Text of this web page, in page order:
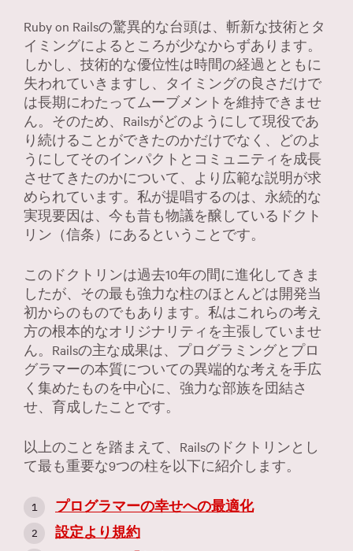
Foundation
Français
Russian
简体中文
繁體中文
Ruby on Railsの驚異的な台頭は、斬新な技術とタ
イミングによるところが少なからずあります。
しかし、技術的な優位性は時間の経過とともに
失われていきますし、タイミングの良さだけで
は長期にわたってムーブメントを維持できませ
ん。そのため、Railsがどのようにして現役であ
り続けることができたのかだけでなく、どのよ
うにしてそのインパクトとコミュニティを成長
させてきたのかについて、より広範な説明が求
められています。私が提唱するのは、永続的な
実現要因は、今も昔も物議を醸しているドクト
リン（信条）にあるということです。
このドクトリンは過去10年の間に進化してきま
したが、その最も強力な柱のほとんどは開発当
初からのものでもあります。私はこれらの考え
方の根本的なオリジナリティを主張していませ
ん。Railsの主な成果は、プログラミングとプロ
グラマーの本質についての異端的な考えを手広
く集めたものを中心に、強力な部族を団結さ
せ、育成したことです。
以上のことを踏まえて、Railsのドクトリンとし
て最も重要な9つの柱を以下に紹介します。
プログラマーの幸せへの最適化
設定より規約